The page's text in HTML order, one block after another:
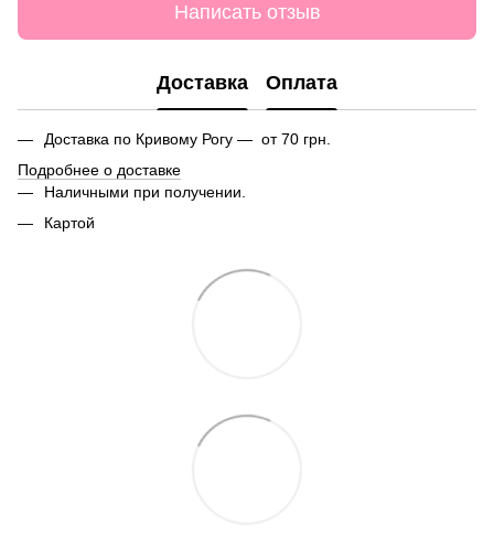
Написать отзыв
Доставка Оплата
Доставка по Кривому Рогу — от 70 грн.
Подробнее о доставке
Наличными при получении.
Картой